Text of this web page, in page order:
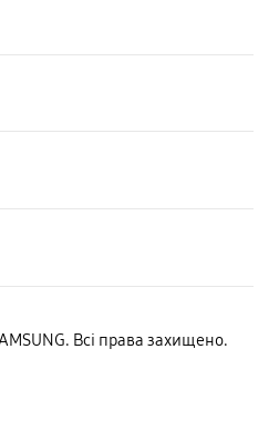
Всі права захищено.